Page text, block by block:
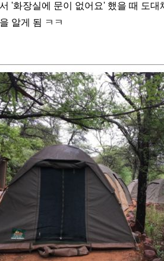
'화장실에 문이 없어요' 했을 때 도
알게 됨 ㅋㅋ